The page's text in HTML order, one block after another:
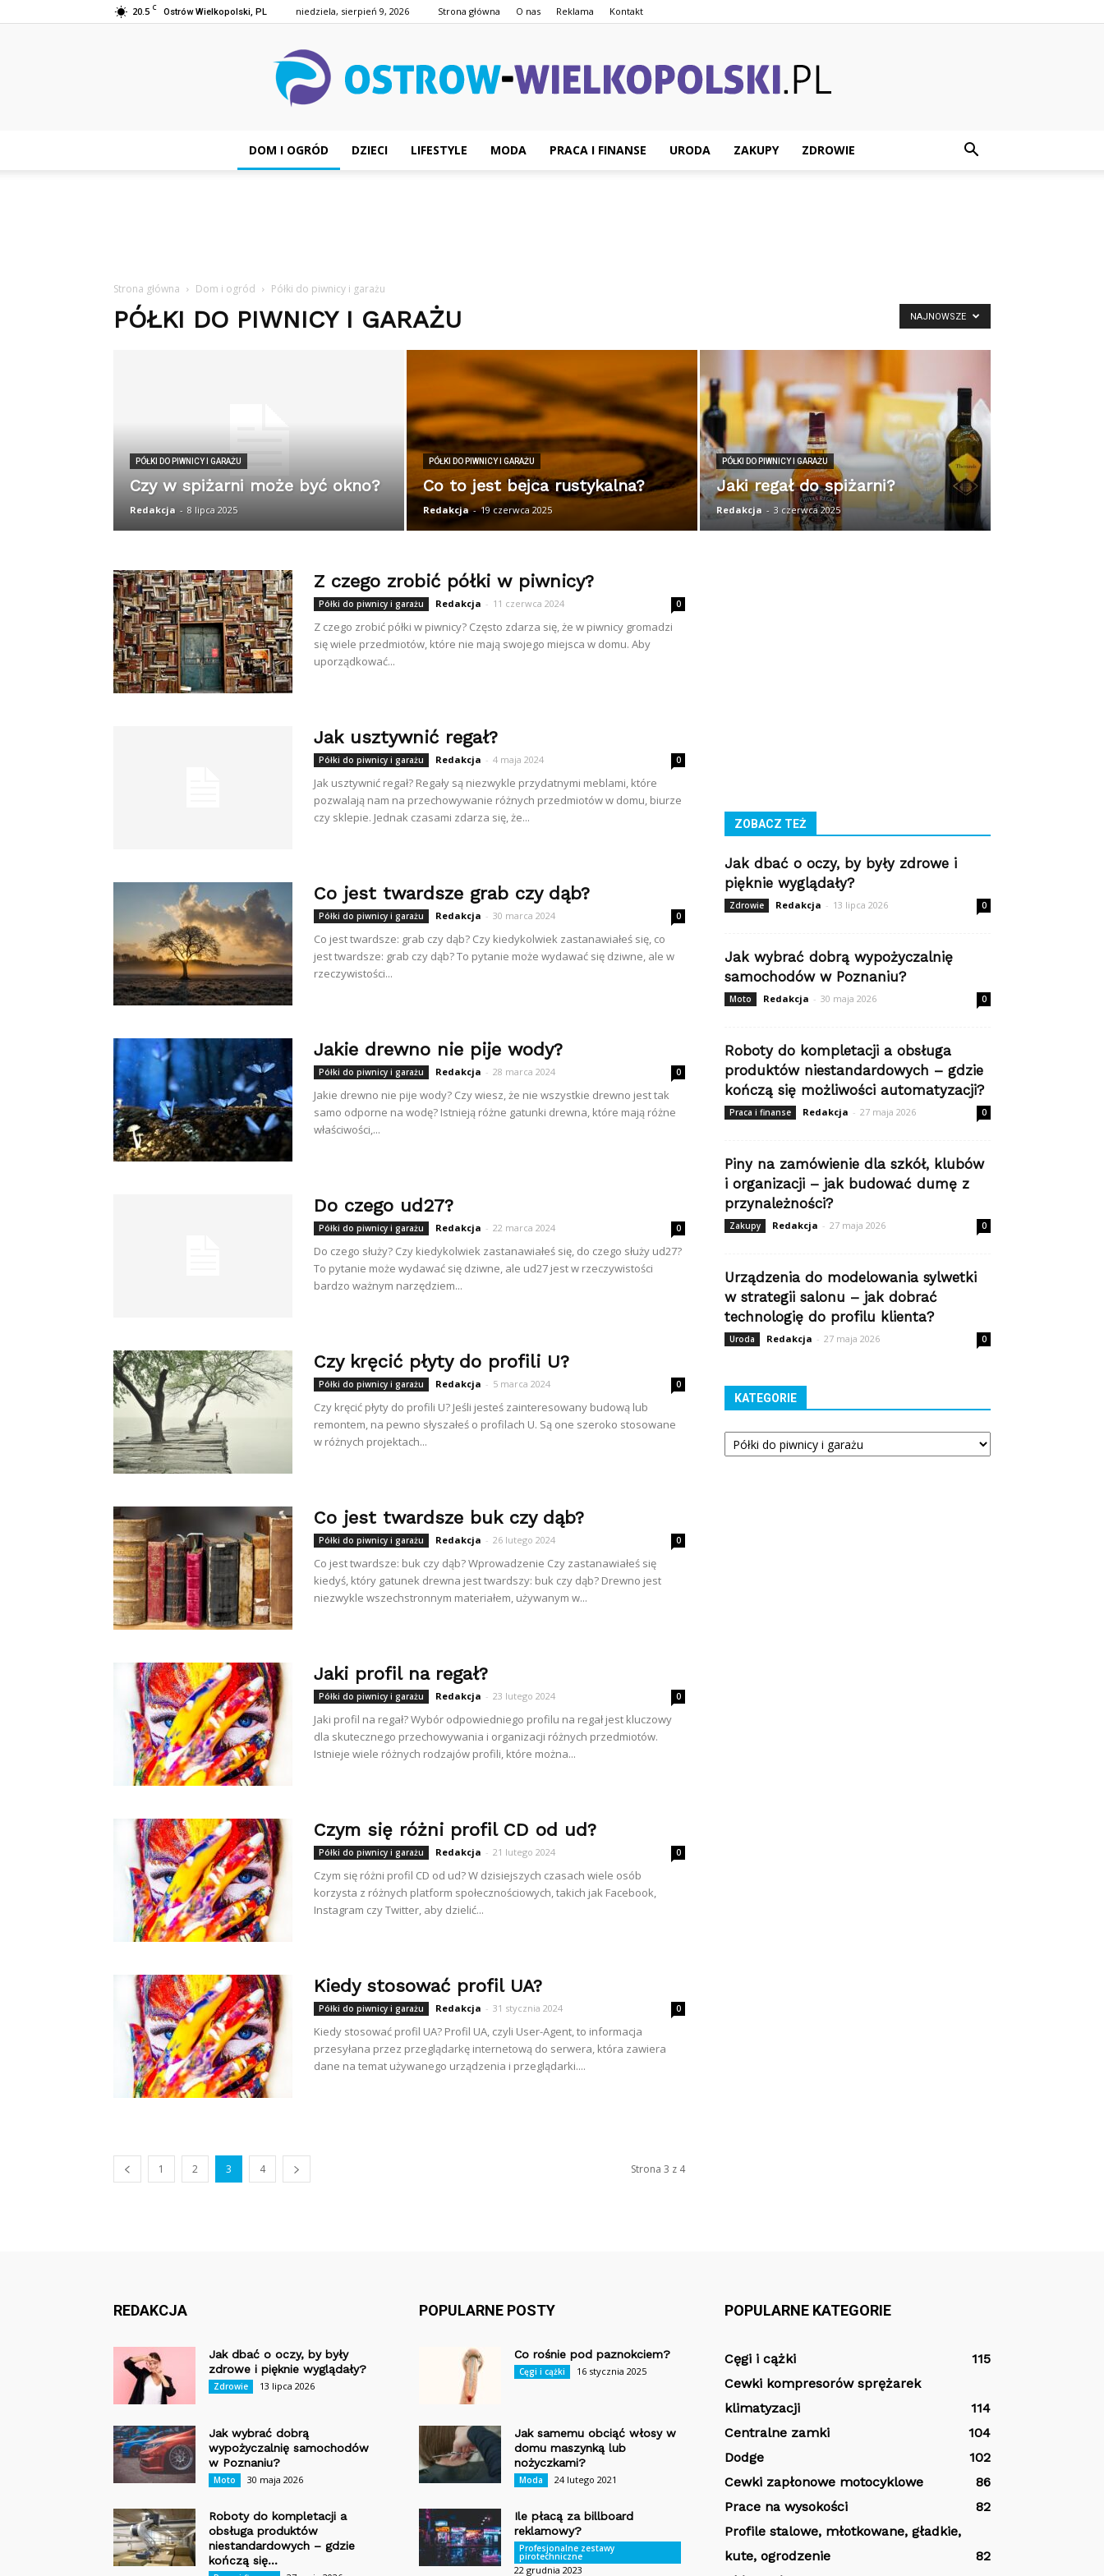
20.5 C Ostrów Wielkopolski, PL niedziela, sierpień 9, 2026 Strona główna O nas Reklama Kontakt
DOM I OGRÓD DZIECI LIFESTYLE MODA PRACA I FINANSE URODA ZAKUPY ZDROWIE
Strona główna Dom i ogród Półki do piwnicy i garażu
PÓŁKI DO PIWNICY I GARAŻU NAJNOWSZE
PÓŁKI DO PIWNICY I GARAŻU
Czy w spiżarni może być okno?
Redakcja - 8 lipca 2025
PÓŁKI DO PIWNICY I GARAŻU
Co to jest bejca rustykalna?
Redakcja - 19 czerwca 2025
PÓŁKI DO PIWNICY I GARAŻU
Jaki regał do spiżarni?
Redakcja - 3 czerwca 2025
Z czego zrobić półki w piwnicy?
Półki do piwnicy i garażu Redakcja - 11 czerwca 2024 0
Z czego zrobić półki w piwnicy? Często zdarza się, że w piwnicy gromadzi
się wiele przedmiotów, które nie mają swojego miejsca w domu. Aby
uporządkować...
Jak usztywnić regał?
Półki do piwnicy i garażu Redakcja - 4 maja 2024 0
Jak usztywnić regał? Regały są niezwykle przydatnymi meblami, które
pozwalają nam na przechowywanie różnych przedmiotów w domu, biurze
czy sklepie. Jednak czasami zdarza się, że...
Co jest twardsze grab czy dąb?
Półki do piwnicy i garażu Redakcja - 30 marca 2024 0
Co jest twardsze: grab czy dąb? Czy kiedykolwiek zastanawiałeś się, co
jest twardsze: grab czy dąb? To pytanie może wydawać się dziwne, ale w
rzeczywistości...
Jakie drewno nie pije wody?
Półki do piwnicy i garażu Redakcja - 28 marca 2024 0
Jakie drewno nie pije wody? Czy wiesz, że nie wszystkie drewno jest tak
samo odporne na wodę? Istnieją różne gatunki drewna, które mają różne
właściwości,...
Do czego ud27?
Półki do piwnicy i garażu Redakcja - 22 marca 2024 0
Do czego służy? Czy kiedykolwiek zastanawiałeś się, do czego służy ud27?
To pytanie może wydawać się dziwne, ale ud27 jest w rzeczywistości
bardzo ważnym narzędziem...
Czy kręcić płyty do profili U?
Półki do piwnicy i garażu Redakcja - 5 marca 2024 0
Czy kręcić płyty do profili U? Jeśli jesteś zainteresowany budową lub
remontem, na pewno słyszałeś o profilach U. Są one szeroko stosowane
w różnych projektach...
Co jest twardsze buk czy dąb?
Półki do piwnicy i garażu Redakcja - 26 lutego 2024 0
Co jest twardsze: buk czy dąb? Wprowadzenie Czy zastanawiałeś się
kiedyś, który gatunek drewna jest twardszy: buk czy dąb? Drewno jest
niezwykle wszechstronnym materiałem, używanym w...
Jaki profil na regał?
Półki do piwnicy i garażu Redakcja - 23 lutego 2024 0
Jaki profil na regał? Wybór odpowiedniego profilu na regał jest kluczowy
dla skutecznego przechowywania i organizacji różnych przedmiotów.
Istnieje wiele różnych rodzajów profili, które można...
Czym się różni profil CD od ud?
Półki do piwnicy i garażu Redakcja - 21 lutego 2024 0
Czym się różni profil CD od ud? W dzisiejszych czasach wiele osób
korzysta z różnych platform społecznościowych, takich jak Facebook,
Instagram czy Twitter, aby dzielić...
Kiedy stosować profil UA?
Półki do piwnicy i garażu Redakcja - 31 stycznia 2024 0
Kiedy stosować profil UA? Profil UA, czyli User-Agent, to informacja
przesyłana przez przeglądarkę internetową do serwera, która zawiera
dane na temat używanego urządzenia i przeglądarki....
1 2 3 4 Strona 3 z 4
ZOBACZ TEŻ
Jak dbać o oczy, by były zdrowe i
pięknie wyglądały?
Zdrowie Redakcja - 13 lipca 2026 0
Jak wybrać dobrą wypożyczalnię
samochodów w Poznaniu?
Moto Redakcja - 30 maja 2026 0
Roboty do kompletacji a obsługa
produktów niestandardowych – gdzie
kończą się możliwości automatyzacji?
Praca i finanse Redakcja - 27 maja 2026 0
Piny na zamówienie dla szkół, klubów
i organizacji – jak budować dumę z
przynależności?
Zakupy Redakcja - 27 maja 2026 0
Urządzenia do modelowania sylwetki
w strategii salonu – jak dobrać
technologię do profilu klienta?
Uroda Redakcja - 27 maja 2026 0
KATEGORIE
Kategorie
REDAKCJA
Jak dbać o oczy, by były
zdrowe i pięknie wyglądały?
Zdrowie 13 lipca 2026
Jak wybrać dobrą
wypożyczalnię samochodów
w Poznaniu?
Moto 30 maja 2026
Roboty do kompletacji a
obsługa produktów
niestandardowych – gdzie
kończą się...
POPULARNE POSTY
Co rośnie pod paznokciem?
Cęgi i cążki 16 stycznia 2025
Jak samemu obciąć włosy w
domu maszynką lub
nożyczkami?
Moda 24 lutego 2021
Ile płacą za billboard
reklamowy?
Profesjonalne zestawy
pirotechniczne
22 grudnia 2023
POPULARNE KATEGORIE
Cęgi i cążki
115
Cewki kompresorów sprężarek
klimatyzacji
114
Centralne zamki
104
Dodge
102
Cewki zapłonowe motocyklowe
86
Prace na wysokości
82
Profile stalowe, młotkowane, gładkie,
kute, ogrodzenie
82